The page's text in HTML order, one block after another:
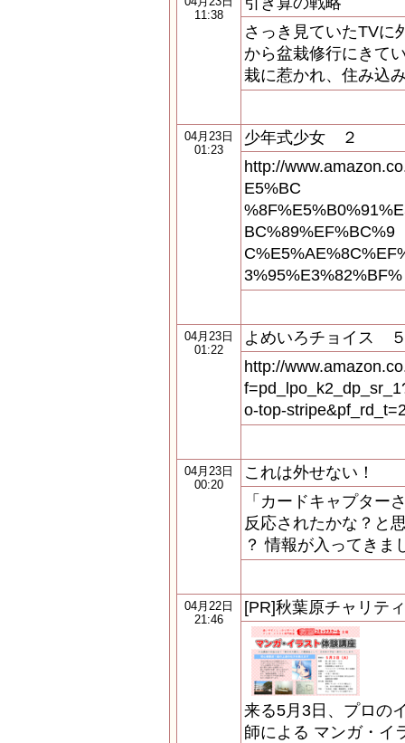
11:38
さっき見ていたTVに
から盆栽修行にきて
栽に惹かれ、住み込
04月23日
01:23
少年式少女 ２
http://
E5%BC
BC%89%EF%BC%9
3%95%E3%82%BF%
04月23日
01:22
よめいろチョイス
http://
o-top-
04月23日
00:20
これは外せない！
「カードキャプター
反応されたかな？と
？ 情報が入ってきま
04月22日
21:46
[PR]秋葉原チャリテ
来る5月3日、プロの
師による マンガ・イ